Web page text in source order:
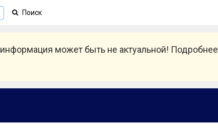
может быть не актуальной! Подробнее